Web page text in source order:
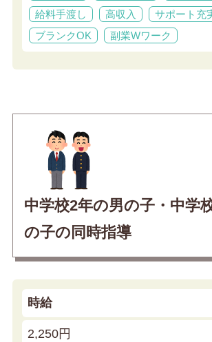
給料手渡し
高収入
サポート充
ブランクOK
副業Wワーク
中学校2年の男の子・中学
の子の同時指導
時給
2,250円